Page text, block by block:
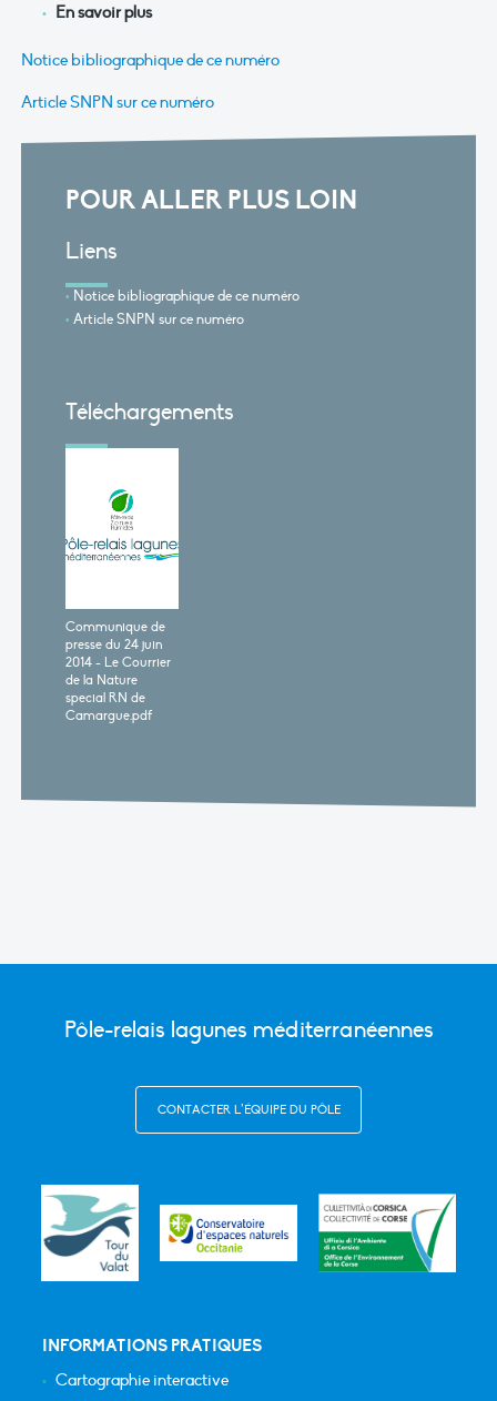
En savoir plus
Notice bibliographique de ce numéro
Article SNPN sur ce numéro
POUR ALLER PLUS LOIN
Liens
Notice bibliographique de ce numéro
Article SNPN sur ce numéro
Téléchargements
Communique de
presse du 24 juin
2014 - Le Courrier
de la Nature
special RN de
Camargue.pdf
Pôle-relais lagunes méditerranéennes
CONTACTER L’ÉQUIPE DU PÔLE
INFORMATIONS PRATIQUES
Cartographie interactive